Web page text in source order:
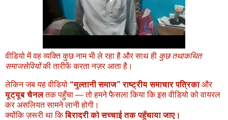
वीडियो में वह व्यक्ति कुछ नाम भी ले रहा है और साथ ही कुछ तथाकथित
समाजसेवियोंकी तारीफें करता नज़र आता है।
लेकिन जब यह वीडियो “मुल्तानी समाज” राष्ट्रीय समाचार पत्रिकाऔर
यूट्यूब चैनलतक पहुँचा — तो हमने फैसला किया कि इस वीडियो को वायरल
कर असलियत सामने लानी होगी।
क्योंकि ज़रूरी था किबिरादरी को सच्चाई तक पहुँचाया जाए।